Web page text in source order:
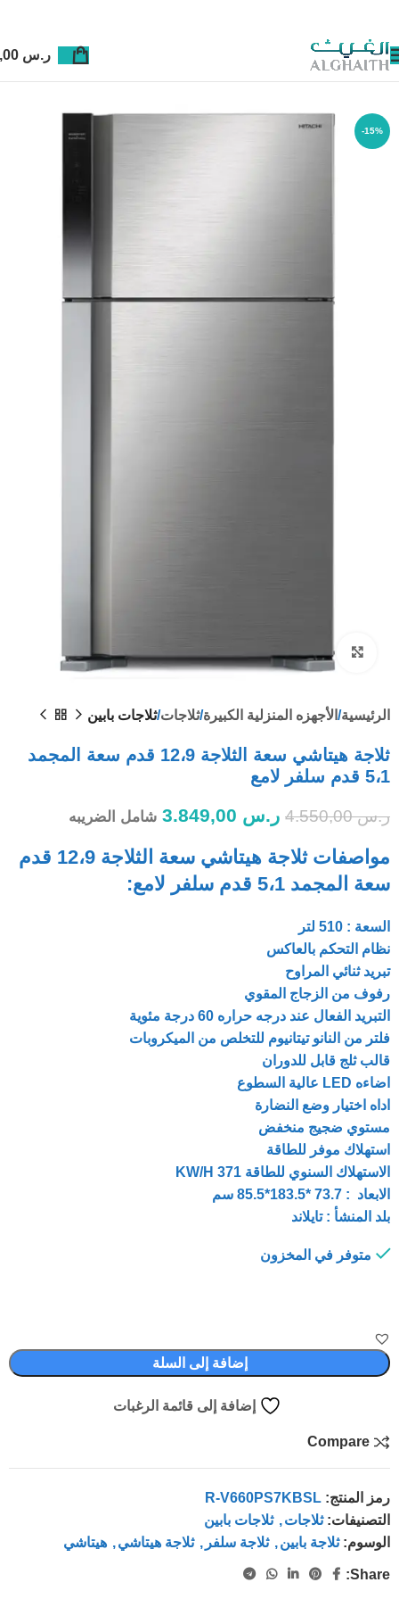
ر.س
-15%
Click to enlarge
الرئيسية الأجهزه المنزلية الكبيرة ثلاجات ثلاجات بابين
ثلاجة هيتاشي سعة الثلاجة 12،9 قدم سعة المجمد
5،1 قدم سلفر لامع
ر.س4.550,00 ر.س شامل الضريبه
مواصفات ثلاجة هيتاشي سعة الثلاجة 12،9 قدم
سعة المجمد 5،1 قدم سلفر لامع:
السعة : 510 لتر
نظام التحكم بالعاكس
تبريد ثنائي المراوح
رفوف من الزجاج المقوي
التبريد الفعال عند درجه حراره 60 درجة مئوية
فلتر من النانو تيتانيوم للتخلص من الميكروبات
قالب ثلج قابل للدوران
اضاءه LED عالية السطوع
اداه اختيار وضع النضارة
مستوي ضجيج منخفض
استهلاك موفر للطاقة
الاستهلاك السنوي للطاقة 371 KW/H
الابعاد : 73.7 *183.5*85.5 سم
بلد المنشأ : تايلاند
متوفر في المخزون
إضافة إلى السلة
إضافة إلى قائمة الرغبات
Compare
رمز المنتج: R-V660PS7KBSL
التصنيفات: ثلاجات, ثلاجات بابين
الوسوم: ثلاجة بابين, ثلاجة سلفر , ثلاجة هيتاشي, هيتاشي
Share: